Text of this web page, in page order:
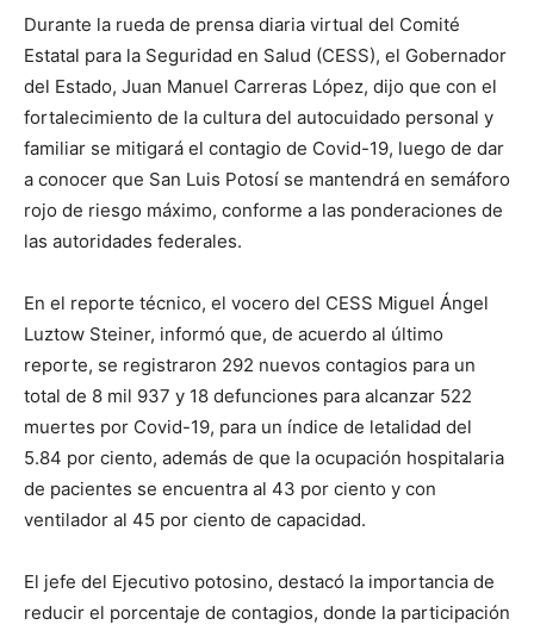
Durante la rueda de prensa diaria virtual del Comité
Estatal para la Seguridad en Salud (CESS), el Gobernador
del Estado, Juan Manuel Carreras López, dijo que con el
fortalecimiento de la cultura del autocuidado personal y
familiar se mitigará el contagio de Covid-19, luego de dar
a conocer que San Luis Potosí se mantendrá en semáforo
rojo de riesgo máximo, conforme a las ponderaciones de
las autoridades federales.
En el reporte técnico, el vocero del CESS Miguel Ángel
Luztow Steiner, informó que, de acuerdo al último
reporte, se registraron 292 nuevos contagios para un
total de 8 mil 937 y 18 defunciones para alcanzar 522
muertes por Covid-19, para un índice de letalidad del
5.84 por ciento, además de que la ocupación hospitalaria
de pacientes se encuentra al 43 por ciento y con
ventilador al 45 por ciento de capacidad.
El jefe del Ejecutivo potosino, destacó la importancia de
reducir el porcentaje de contagios, donde la participación